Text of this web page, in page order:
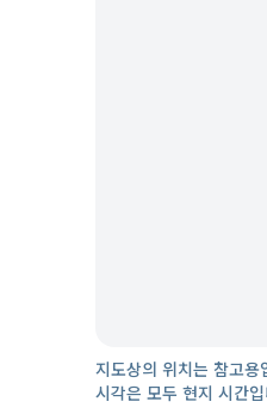
지도상의 위치는 참고용
시각은 모두 현지 시간